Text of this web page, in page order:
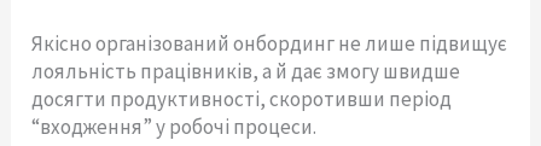
Якісно організований онбординг не лише підвищує
лояльність працівників, а й дає змогу швидше
досягти продуктивності, скоротивши період
“входження” у робочі процеси.